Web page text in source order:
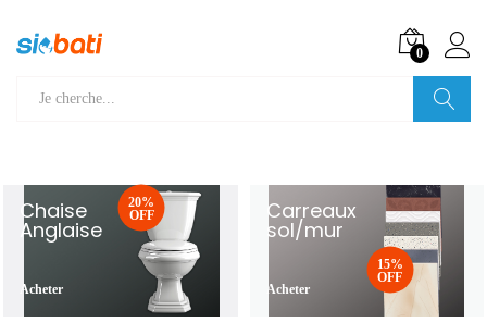
0
Chaise
Anglaise
Acheter
20%
OFF
Carreaux
sol/mur
Acheter
15%
OFF